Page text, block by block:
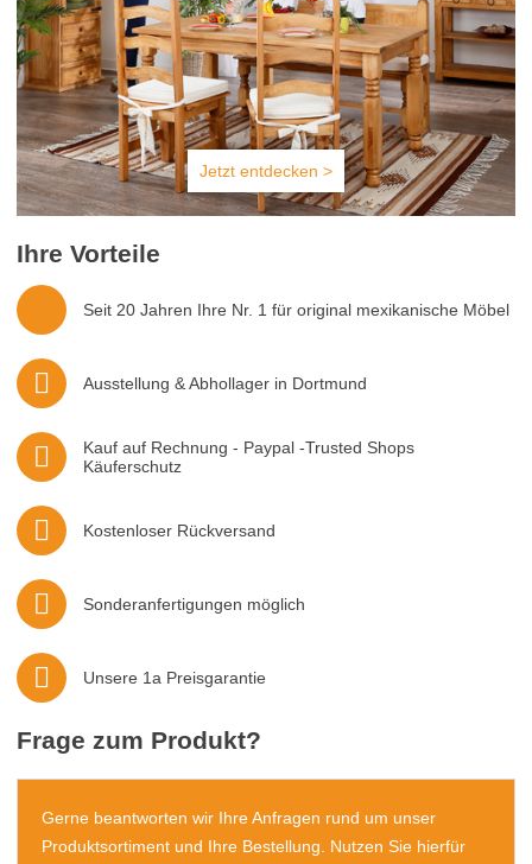
Jetzt entdecken >
Ihre Vorteile
Seit 20 Jahren Ihre Nr. 1 für original mexikanische Möbel
Ausstellung & Abhollager in Dortmund
Kauf auf Rechnung - Paypal -Trusted Shops
Käuferschutz
Kostenloser Rückversand
Sonderanfertigungen möglich
Unsere 1a Preisgarantie
Frage zum Produkt?
Gerne beantworten wir Ihre Anfragen rund um unser
Produktsortiment und Ihre Bestellung. Nutzen Sie hierfür